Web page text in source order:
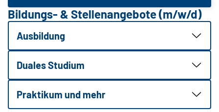
Bildungs- & Stellenangebote (m/w/d)
Ausbildung
Duales Studium
Praktikum und mehr